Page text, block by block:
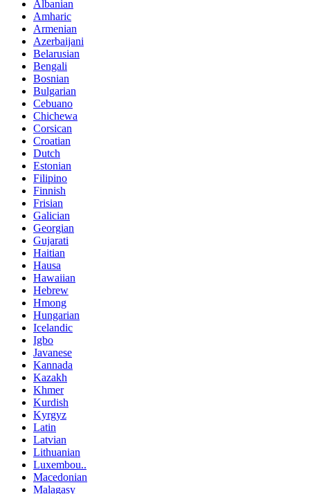
Albanian
Amharic
Armenian
Azerbaijani
Belarusian
Bengali
Bosnian
Bulgarian
Cebuano
Chichewa
Corsican
Croatian
Dutch
Estonian
Filipino
Finnish
Frisian
Galician
Georgian
Gujarati
Haitian
Hausa
Hawaiian
Hebrew
Hmong
Hungarian
Icelandic
Igbo
Javanese
Kannada
Kazakh
Khmer
Kurdish
Kyrgyz
Latin
Latvian
Lithuanian
Luxembou..
Macedonian
Malagasy